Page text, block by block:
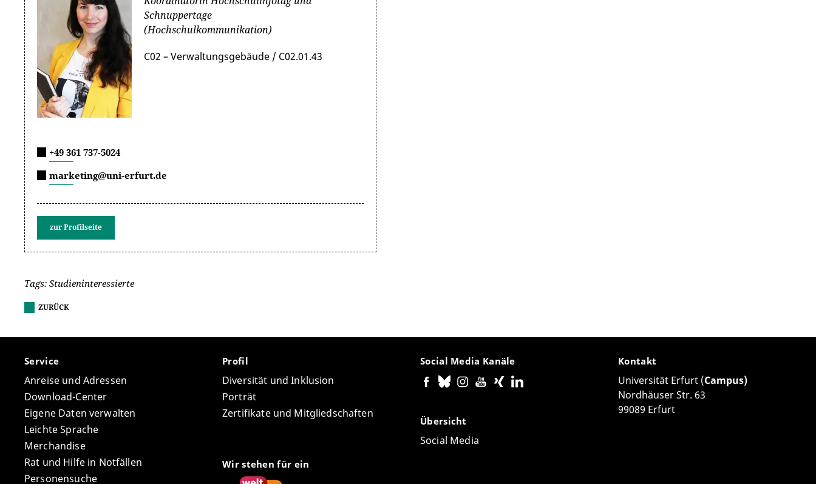
Schnuppertage
(Hochschulkommunikation)
C02 – Verwaltungsgebäude / C02.01.43
+49 361 737-5024
marketing@uni-erfurt.de
zur Profilseite
Tags: Studieninteressierte
ZURÜCK
Service
Anreise und Adressen
Download-Center
Eigene Daten verwalten
Leichte Sprache
Merchandise
Rat und Hilfe in Notfällen
Personensuche
Profil
Diversität und Inklusion
Porträt
Zertifikate und Mitgliedschaften
Wir stehen für ein
Social Media Kanäle
Übersicht
Social Media
Kontakt
Universität Erfurt (Campus)
Nordhäuser Str. 63
99089 Erfurt